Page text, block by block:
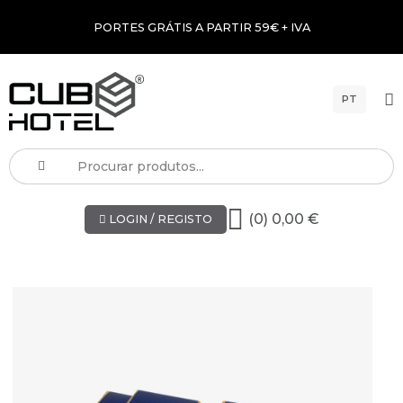
PORTES GRÁTIS A PARTIR 59€ + IVA
PT
LOGIN / REGISTO (0) 0,00 €